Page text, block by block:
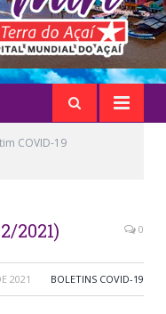
COVID-19
2021) 0
2021 BOLETINS COVID-19